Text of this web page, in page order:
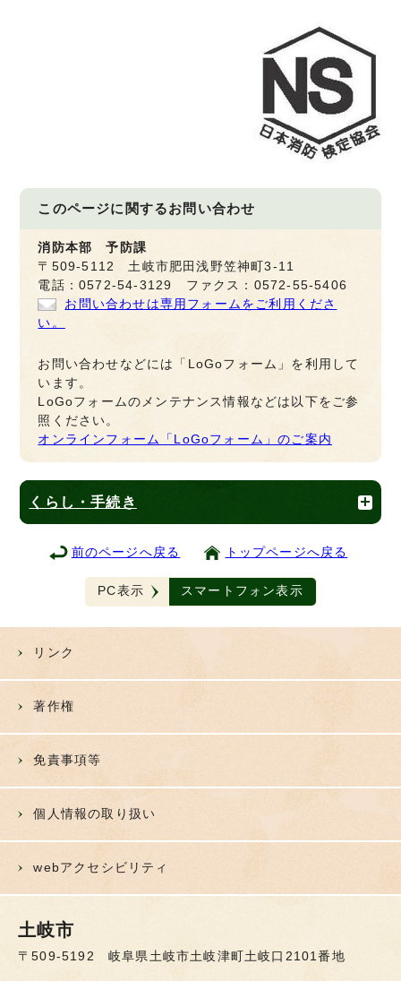
このページに関するお問い合わせ
消防本部 予防課
〒509-5112 土岐市肥田浅野笠神町3-11
電話：0572-54-3129 ファクス：0572-55-5406
お問い合わせは専用フォームをご利用くださ
い。
お問い合わせなどには「LoGoフォーム」を利用して
います。
LoGoフォームのメンテナンス情報などは以下をご参
照ください。
オンラインフォーム「LoGoフォーム」のご案内
くらし・手続き
前のページへ戻る トップページへ戻る
PC表示 スマートフォン表示
リンク
著作権
免責事項等
個人情報の取り扱い
webアクセシビリティ
土岐市
〒509-5192 岐阜県土岐市土岐津町土岐口2101番地